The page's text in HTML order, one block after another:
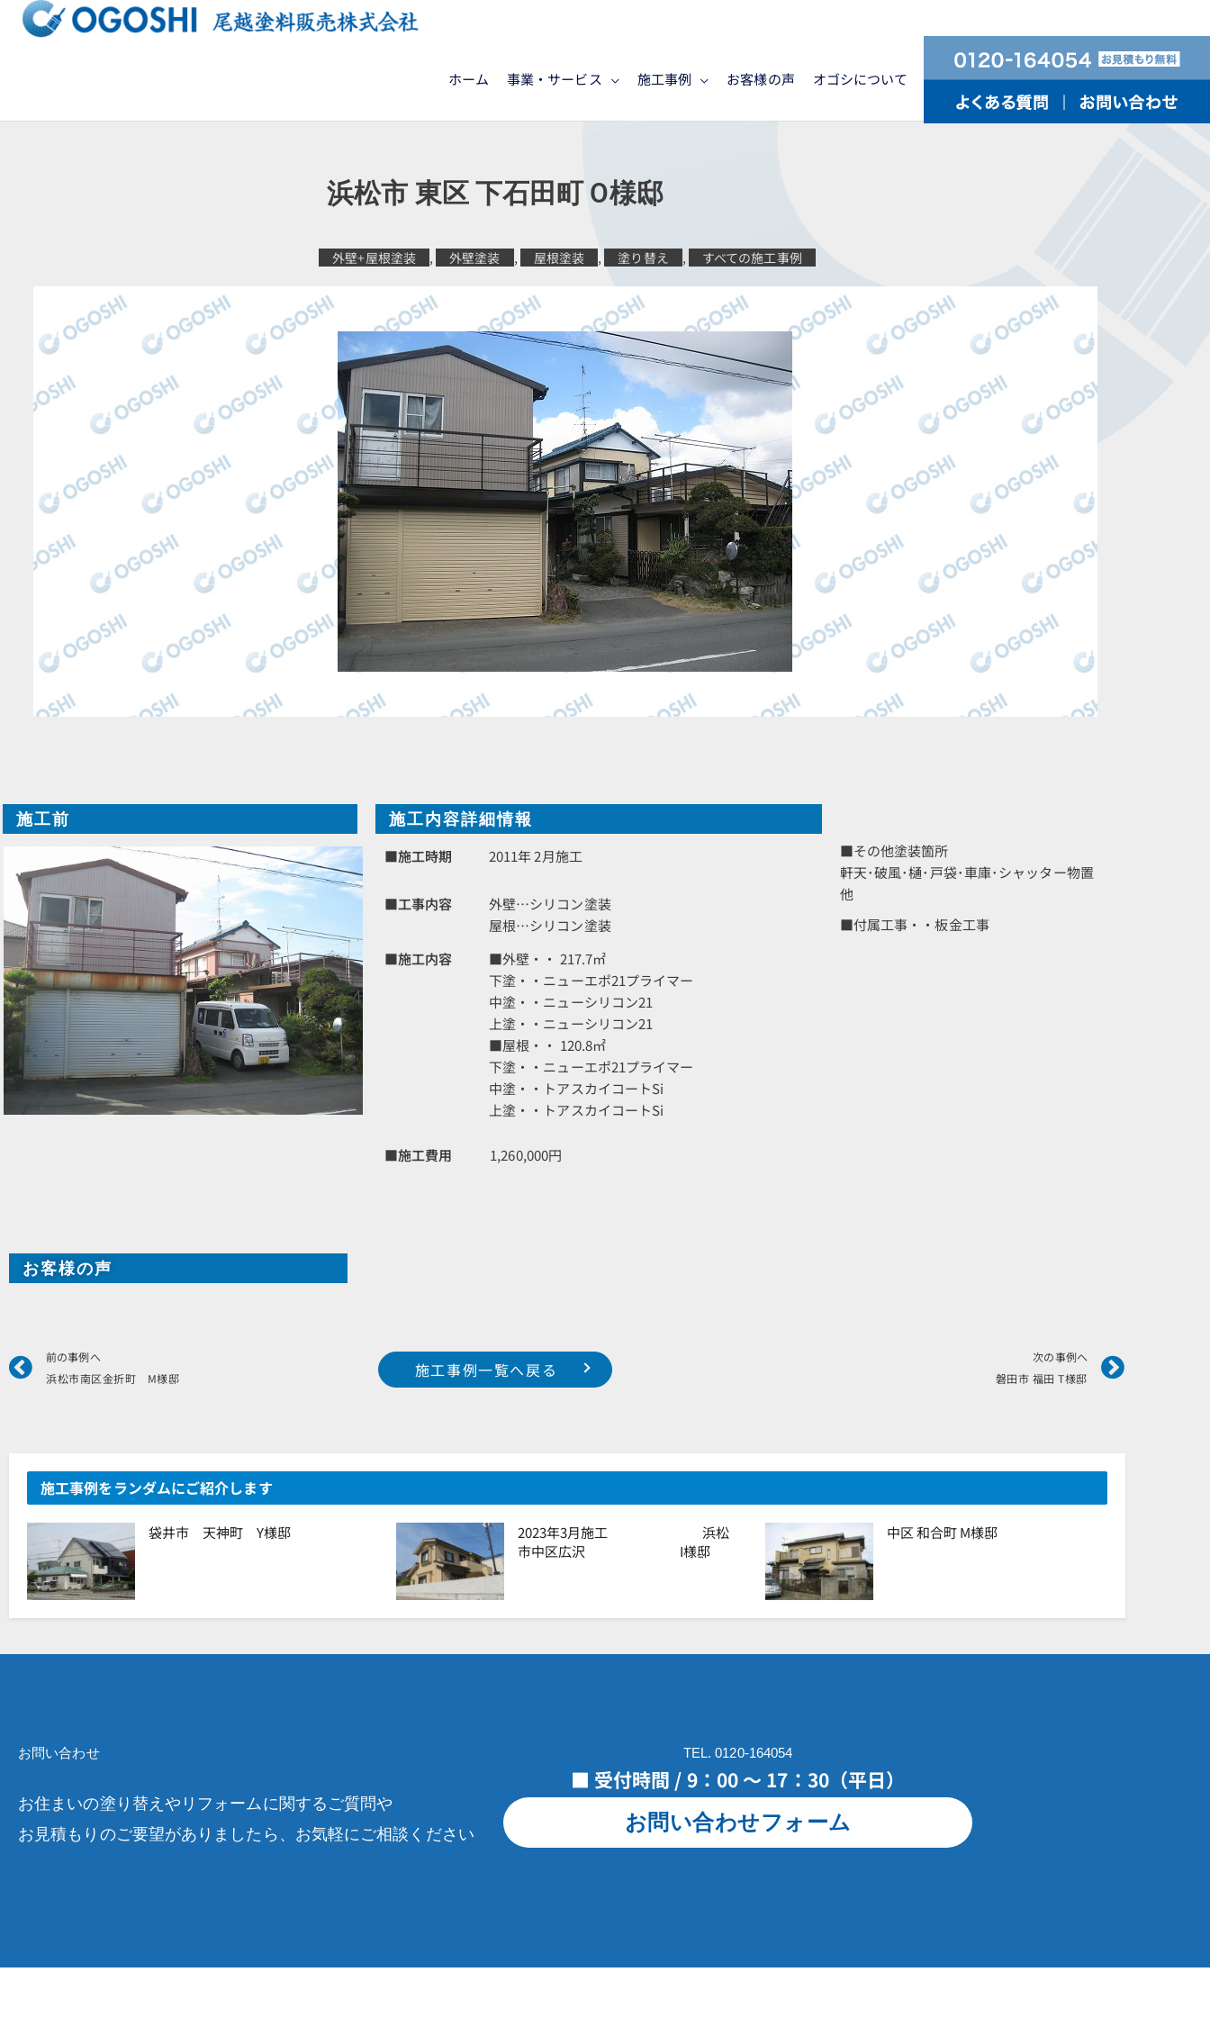
ッ
ホーム 事業・サービス 施工事例 お客様の声 オゴシについて
浜松市 東区 下石田町 O様邸
外壁+屋根塗装 , 外壁塗装 , 屋根塗装 , 塗り替え , すべての施工事例
施工前
施工内容詳細情報
■施工時期
2011年 2月施工
■工事内容
外壁…シリコン塗装
屋根…シリコン塗装
■施工内容
■外壁・・ 217.7㎡
下塗・・ニューエポ21プライマー
中塗・・ニューシリコン21
上塗・・ニューシリコン21
■屋根・・ 120.8㎡
下塗・・ニューエポ21プライマー
中塗・・トアスカイコートSi
上塗・・トアスカイコートSi
■施工費用 1,260,000円
■その他塗装箇所
軒天･破風･樋･戸袋･車庫･シャッター物置
他
■付属工事・・板金工事
お客様の声
Prev
前の事例へ
浜松市南区金折町 M様邸
次の事例へ
磐田市 福田 T様邸
Next
施工事例一覧へ戻る
施工事例をランダムにご紹介します
袋井市 天神町 Y様邸
2023年3月施工 浜松
市中区広沢 I様邸
中区 和合町 M様邸
お問い合わせ
お住まいの塗り替えやリフォームに関するご質問や
お見積もりのご要望がありましたら、お気軽にご相談ください
TEL. 0120-164054
■ 受付時間 / 9：00 ～ 17：30（平日）
お問い合わせフォーム